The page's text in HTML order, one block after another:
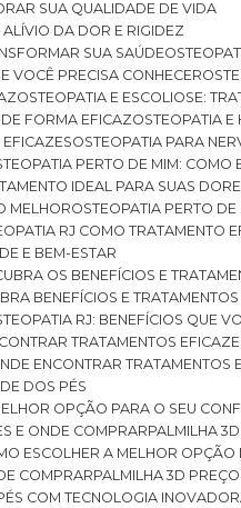
SUA QUALIDADE DE VIDA
ALÍVIO DA DOR E RIGIDEZ
SUA SAÚDE
VOCÊ PRECISA CONHECER
OSTEOPATIA E ESCOLIOSE:
DE FORMA EFICAZ
OSTEOPATIA
EFICAZES
OSTEOPATIA PARA
PERTO DE MIM:
IDEAL PARA SUAS
MELHOR
OSTEOPATIA PERTO
RJ COMO
E BEM-ESTAR
OS BENEFÍCIOS E
BENEFÍCIOS E
RJ: BENEFÍCIOS QUE
TRATAMENTOS
ENCONTRAR TRATAMENTOS
DOS PÉS
OPÇÃO PARA O SEU
E ONDE COMPRAR
PALMILHA
ESCOLHER A MELHOR
COMPRAR
PALMILHA 3D
COM TECNOLOGIA